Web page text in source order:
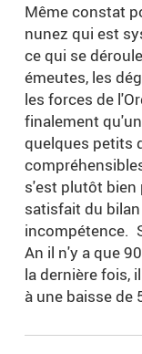
Même constat
nunez qui est
ce qui se
émeutes, les
les forces de
finalement
quelques petits
s'est plutôt bien
satisfait du
incompétence.
An il n'y a que
la dernière fois,
à une baisse de